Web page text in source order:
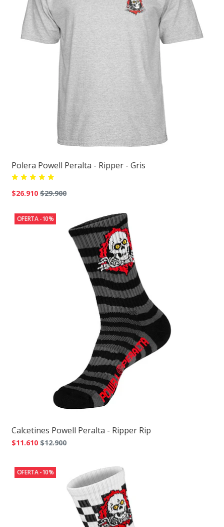
Polera Powell Peralta - Ripper - Gris
$26.910 $29.900
OFERTA -10%
Calcetines Powell Peralta - Ripper Rip
$11.610 $12.900
OFERTA -10%